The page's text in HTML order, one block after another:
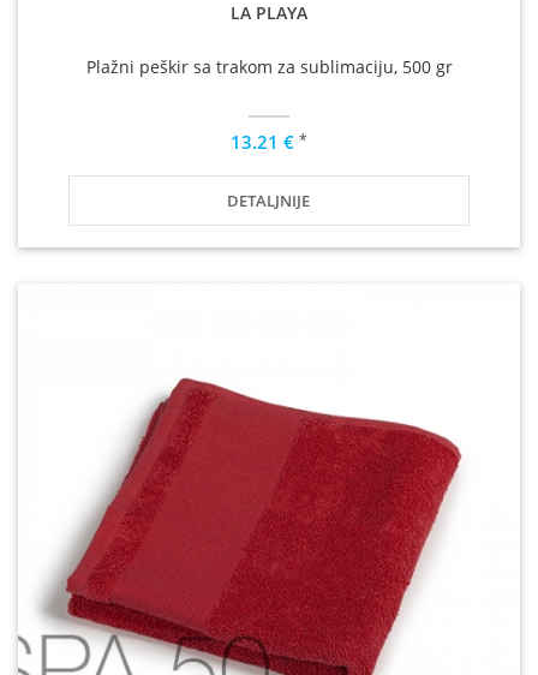
LA PLAYA
Plažni peškir sa trakom za sublimaciju, 500 gr
13.21 € *
DETALJNIJE